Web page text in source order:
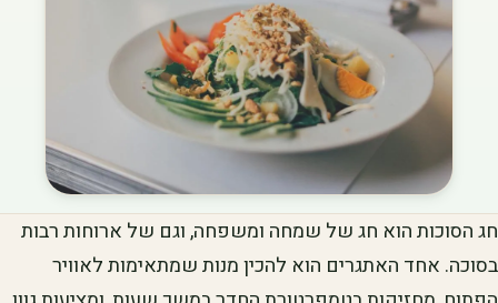
חג הסוכות הוא חג של שמחה ומשפחה, וגם של ארוחות רבות
בסוכה. אחד האתגרים הוא להכין מנות שמתאימות לאוויר